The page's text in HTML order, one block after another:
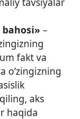
–
fakt va
o’zingizning
aks
haqida